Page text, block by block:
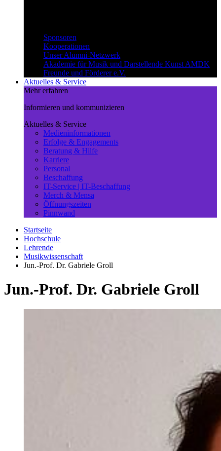
Sponsoren
Kooperationen
Unser Alumni-Netzwerk
Akademie für Musik und Darstellende Kunst AMDK
Freunde und Förderer e.V.
Aktuelles & Service
Mehr erfahren
Informieren und kommunizieren
Aktuelles & Service
Medieninformationen
Erfolge & Engagements
Beratung & Hilfe
Karriere
Personal
Beschaffung
IT-Service | IT-Beschaffung
Merch & Mensa
Öffnungszeiten
Pinnwand
Startseite
Hochschule
Lehrende
Musikwissenschaft
Jun.-Prof. Dr. Gabriele Groll
Jun.-Prof. Dr. Gabriele Groll